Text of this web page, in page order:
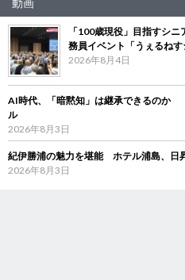
動画
「100歳現役」目指すシ
務員イベント「うぇるねす
2026年8月4日
AI時代、「暗黙知」は継承できるのか
ル
2026年8月3日
紀伊勝浦の魅力を堪能 ホテル浦島、日
2026年8月3日